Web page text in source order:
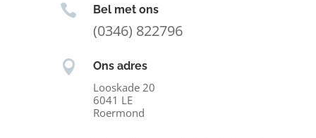
 Bel met ons
(0346) 822796
 Ons adres
Looskade 20
6041 LE
Roermond